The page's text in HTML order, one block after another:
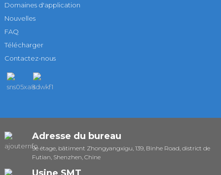
Domaines d'application
Nouvelles
FAQ
Télécharger
Contactez-nous
Adresse du bureau
9e étage, bâtiment Zhongyangxigu, 139, Binhe Road, district de
Futian, Shenzhen, Chine